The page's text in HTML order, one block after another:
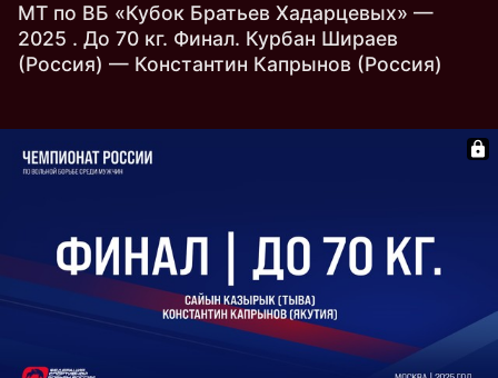
МТ по ВБ «Кубок Братьев Хадарцевых» —
2025 . До 70 кг. Финал. Курбан Шираев
(Россия) — Константин Капрынов (Россия)